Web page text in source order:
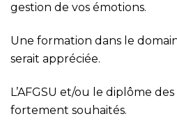
gestion de vos émotions.
Une formation dans le
serait appréciée.
L’AFGSU et/ou le diplôme
fortement souhaités.